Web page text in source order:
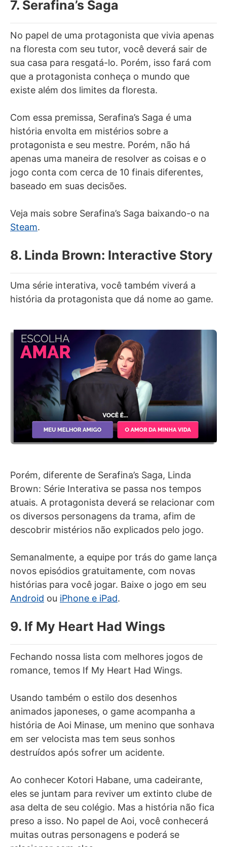
7. Serafina’s Saga
No papel de uma protagonista que vivia apenas
na floresta com seu tutor, você deverá sair de
sua casa para resgatá-lo. Porém, isso fará com
que a protagonista conheça o mundo que
existe além dos limites da floresta.
Com essa premissa, Serafina’s Saga é uma
história envolta em mistérios sobre a
protagonista e seu mestre. Porém, não há
apenas uma maneira de resolver as coisas e o
jogo conta com cerca de 10 finais diferentes,
baseado em suas decisões.
Veja mais sobre Serafina’s Saga baixando-o na
Steam.
8. Linda Brown: Interactive Story
Uma série interativa, você também viverá a
história da protagonista que dá nome ao game.
Porém, diferente de Serafina’s Saga, Linda
Brown: Série Interativa se passa nos tempos
atuais. A protagonista deverá se relacionar com
os diversos personagens da trama, afim de
descobrir mistérios não explicados pelo jogo.
Semanalmente, a equipe por trás do game lança
novos episódios gratuitamente, com novas
histórias para você jogar. Baixe o jogo em seu
Android ou iPhone e iPad.
9. If My Heart Had Wings
Fechando nossa lista com melhores jogos de
romance, temos If My Heart Had Wings.
Usando também o estilo dos desenhos
animados japoneses, o game acompanha a
história de Aoi Minase, um menino que sonhava
em ser velocista mas tem seus sonhos
destruídos após sofrer um acidente.
Ao conhecer Kotori Habane, uma cadeirante,
eles se juntam para reviver um extinto clube de
asa delta de seu colégio. Mas a história não fica
preso a isso. No papel de Aoi, você conhecerá
muitas outras personagens e poderá se